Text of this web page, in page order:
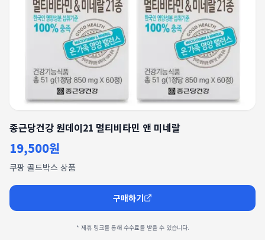
종근당건강 원데이21 멀티비타민 앤 미네랄
19,500원
쿠팡 골드박스 상품
구매하기
* 제휴 링크를 통해 수수료를 받을 수 있습니다.